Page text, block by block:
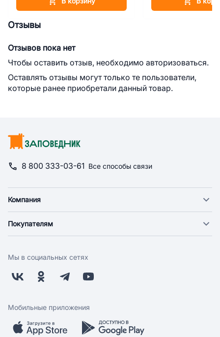
Отзывы
Отзывов пока нет
Чтобы оставить отзыв, необходимо авторизоваться.
Оставлять отзывы могут только те пользователи,
которые ранее приобретали данный товар.
8 800 333-03-61 Все способы связи
Компания
Новости
Поставщикам
Заводчикам
Обратная связь
Покупателям
Оплата
Бонусная программа
Скидки и акции
Мобильное приложение
Мы в социальных сетях
Мобильные приложения